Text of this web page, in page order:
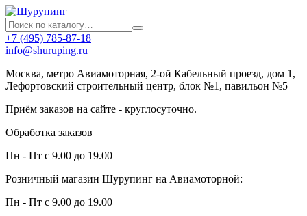
+7 (495) 785-87-18
info@shuruping.ru
Москва, метро Авиамоторная, 2-ой Кабельный проезд, дом 1,
Лефортовский строительный центр, блок №1, павильон №5
Приём заказов на сайте - круглосуточно.
Обработка заказов
Пн - Пт с 9.00 до 19.00
Розничный магазин Шурупинг на Авиамоторной:
Пн - Пт с 9.00 до 19.00